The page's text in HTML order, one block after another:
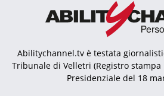
Abilitychannel.tv è testata
Tribunale di Velletri (Registro stampa
Presidenziale del 18